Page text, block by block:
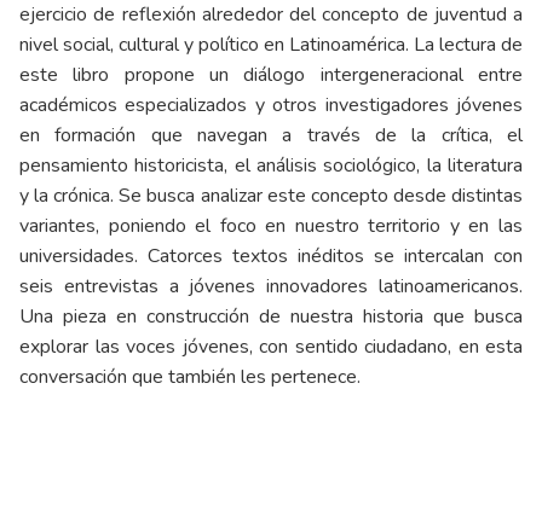
ejercicio de reflexión alrededor del concepto de juventud a
nivel social, cultural y político en Latinoamérica. La lectura de
este libro propone un diálogo intergeneracional entre
académicos especializados y otros investigadores jóvenes
en formación que navegan a través de la crítica, el
pensamiento historicista, el análisis sociológico, la literatura
y la crónica. Se busca analizar este concepto desde distintas
variantes, poniendo el foco en nuestro territorio y en las
universidades. Catorces textos inéditos se intercalan con
seis entrevistas a jóvenes innovadores latinoamericanos.
Una pieza en construcción de nuestra historia que busca
explorar las voces jóvenes, con sentido ciudadano, en esta
conversación que también les pertenece.